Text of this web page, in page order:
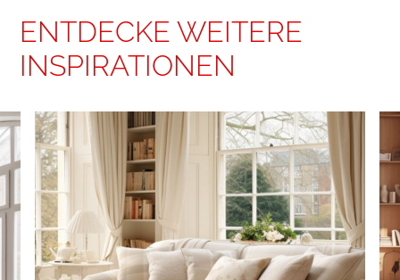
ENTDECKE WEITERE
INSPIRATIONEN